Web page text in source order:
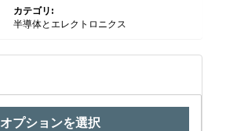
カテゴリ:
半導体とエレクトロニクス
オプションを選択